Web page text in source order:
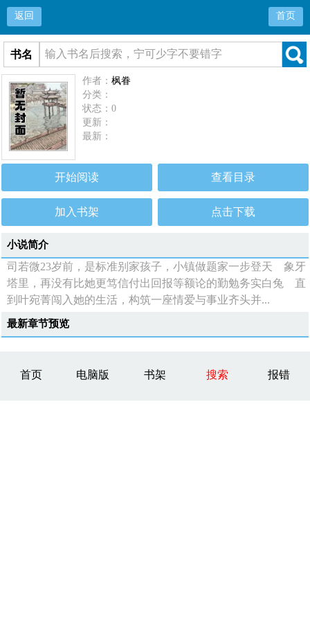
返回 首页
书名
作者：枫眷
分类：
状态：0
更新：
最新：
开始阅读 查看目录
加入书架 点击下载
小说简介
司若微23岁前，是标准别家孩子，小镇做题家一步登天 象牙
塔里，再没有比她更笃信付出回报等额论的勤勉务实白兔 直
到叶宛菁闯入她的生活，构筑一座情爱与事业齐头并...
最新章节预览
首页 电脑版 书架 搜索 报错